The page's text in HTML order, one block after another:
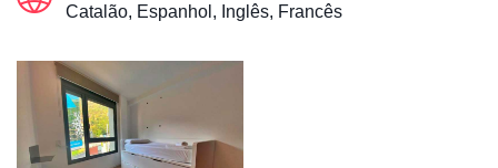
Catalão, Espanhol, Inglês, Francês